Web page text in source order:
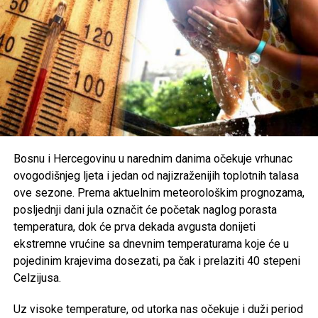
Ovakve reakcije otvorile su širu raspravu o vrijednostima
koje njegujemo kao društvo, posebno među mlađim
generacijama. Mnogi smatraju da je zabrinjavajuće kada
otkazani koncert ili festivalski događaj postane važniji od
ljudskih života i tragedije koja je pogodila cijelu zajednicu.
Organizatori Zenica Summer Festa poručili su da je odluka
o otkazivanju donesena iz poštovanja prema nastradalima i
njihovim porodicama, naglašavajući da će prilika za muziku
i zabavu uvijek biti, dok izgubljeni životi ne mogu biti
vraćeni.
Brojni građani podržali su ovu odluku, ističući da u
trenucima kolektivne tuge solidarnost i suosjećanje moraju
biti ispred svih drugih interesa.
Rasprava koja se razvila na društvenim mrežama još
jednom je pokazala koliko je važno njegovati kulturu
empatije, poštovanja i odgovornosti, posebno u trenucima
Bosnu i Hercegovinu u narednim danima očekuje vrhunac
ovogodišnjeg ljeta i jedan od najizraženijih toplotnih talasa
ove sezone. Prema aktuelnim meteorološkim prognozama,
posljednji dani jula označit će početak naglog porasta
temperatura, dok će prva dekada avgusta donijeti
ekstremne vrućine sa dnevnim temperaturama koje će u
pojedinim krajevima dosezati, pa čak i prelaziti 40 stepeni
Celzijusa.
Uz visoke temperature, od utorka nas očekuje i duži period